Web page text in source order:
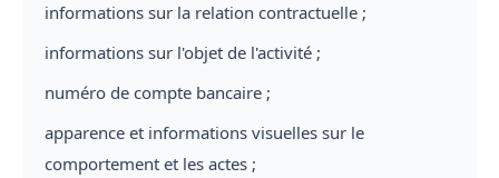
informations sur la relation contractuelle ;
informations sur l'objet de l'activité ;
numéro de compte bancaire ;
apparence et informations visuelles sur le
comportement et les actes ;